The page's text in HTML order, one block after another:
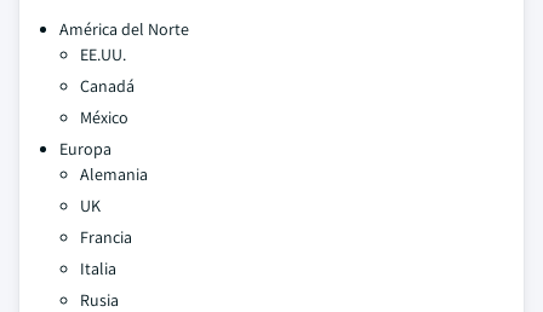
América del Norte
EE.UU.
Canadá
México
Europa
Alemania
UK
Francia
Italia
Rusia